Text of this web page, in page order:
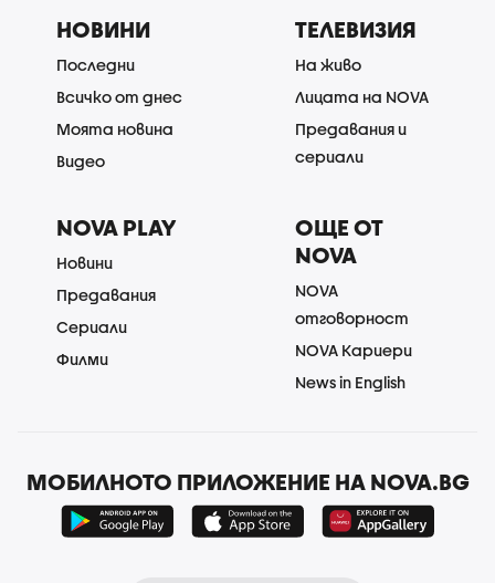
НОВИНИ
Последни
Всичко от днес
Моята новина
Видео
ТЕЛЕВИЗИЯ
На живо
Лицата на NOVA
Предавания и
сериали
NOVA PLAY
Новини
Предавания
Сериали
Филми
ОЩЕ ОТ
NOVA
NOVA
отговорност
NOVA Кариери
News in English
МОБИЛНОТО ПРИЛОЖЕНИЕ НА NOVA.BG